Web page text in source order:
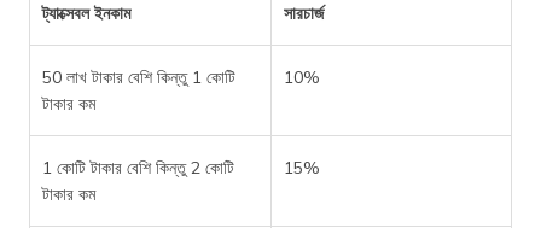
ট্যাক্সেবল ইনকাম সারচার্জ
50 লাখ টাকার বেশি কিন্তু 1 কোটি
টাকার কম
10%
1 কোটি টাকার বেশি কিন্তু 2 কোটি
টাকার কম
15%